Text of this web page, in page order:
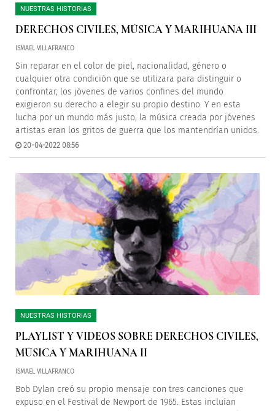
NUESTRAS HISTORIAS
DERECHOS CIVILES, MÚSICA Y MARIHUANA III
ISMAEL VILLAFRANCO
Sin reparar en el color de piel, nacionalidad, género o
cualquier otra condición que se utilizara para distinguir o
confrontar, los jóvenes de varios confines del mundo
exigieron su derecho a elegir su propio destino. Y en esta
lucha por un mundo más justo, la música creada por jóvenes
artistas eran los gritos de guerra que los mantendrían unidos.
20-04-2022 08:56
NUESTRAS HISTORIAS
PLAYLIST Y VIDEOS SOBRE DERECHOS CIVILES,
MÚSICA Y MARIHUANA II
ISMAEL VILLAFRANCO
Bob Dylan creó su propio mensaje con tres canciones que
expuso en el Festival de Newport de 1965. Estas incluían